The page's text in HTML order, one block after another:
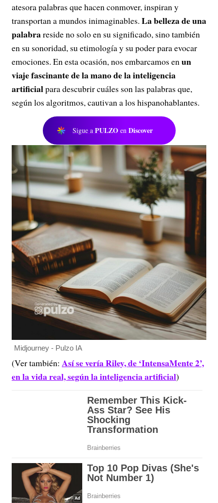
atesora palabras que hacen conmover, inspiran y
transportan a mundos inimaginables. La belleza de una
palabrareside no solo en su significado, sino también
en su sonoridad, su etimología y su poder para evocar
emociones. En esta ocasión, nos embarcamos enun
viaje fascinante de la mano de la inteligencia
artificialpara descubrir cuáles son las palabras que,
según los algoritmos, cautivan a los hispanohablantes.
Sigue a PULZO en Discover
Midjourney - Pulzo IA
(Ver también: Así se vería Riley, de ‘IntensaMente 2’,
en la vida real, según la inteligencia artificial)